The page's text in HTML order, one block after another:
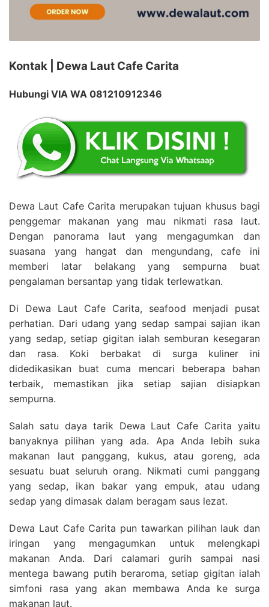
Kontak | Dewa Laut Cafe Carita
Hubungi VIA WA 081210912346
Dewa Laut Cafe Carita merupakan tujuan khusus bagi
penggemar makanan yang mau nikmati rasa laut.
Dengan panorama laut yang mengagumkan dan
suasana yang hangat dan mengundang, cafe ini
memberi latar belakang yang sempurna buat
pengalaman bersantap yang tidak terlewatkan.
Di Dewa Laut Cafe Carita, seafood menjadi pusat
perhatian. Dari udang yang sedap sampai sajian ikan
yang sedap, setiap gigitan ialah semburan kesegaran
dan rasa. Koki berbakat di surga kuliner ini
didedikasikan buat cuma mencari beberapa bahan
terbaik, memastikan jika setiap sajian disiapkan
sempurna.
Salah satu daya tarik Dewa Laut Cafe Carita yaitu
banyaknya pilihan yang ada. Apa Anda lebih suka
makanan laut panggang, kukus, atau goreng, ada
sesuatu buat seluruh orang. Nikmati cumi panggang
yang sedap, ikan bakar yang empuk, atau udang
sedap yang dimasak dalam beragam saus lezat.
Dewa Laut Cafe Carita pun tawarkan pilihan lauk dan
iringan yang mengagumkan untuk melengkapi
makanan Anda. Dari calamari gurih sampai nasi
mentega bawang putih beraroma, setiap gigitan ialah
simfoni rasa yang akan membawa Anda ke surga
makanan laut.